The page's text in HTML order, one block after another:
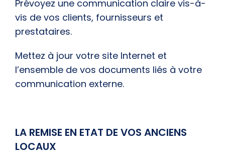
Prévoyez une communication claire vis-à-
vis de vos clients, fournisseurs et
prestataires.
Mettez à jour votre site Internet et
l’ensemble de vos documents liés à votre
communication externe.
LA REMISE EN ETAT DE VOS ANCIENS
LOCAUX